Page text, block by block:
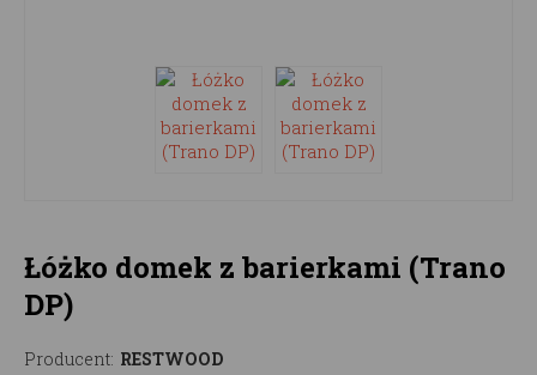
Łóżko domek z barierkami (Trano
DP)
Producent: RESTWOOD